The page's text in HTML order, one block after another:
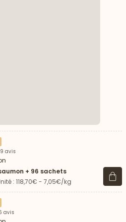
avis
+ 96 sachets
: 118,70€ - 7,05€/kg Voir
avis